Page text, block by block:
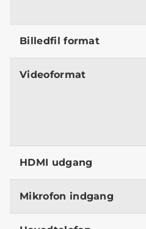
Billedfil format
Videoformat
HDMI udgang
Mikrofon indgang